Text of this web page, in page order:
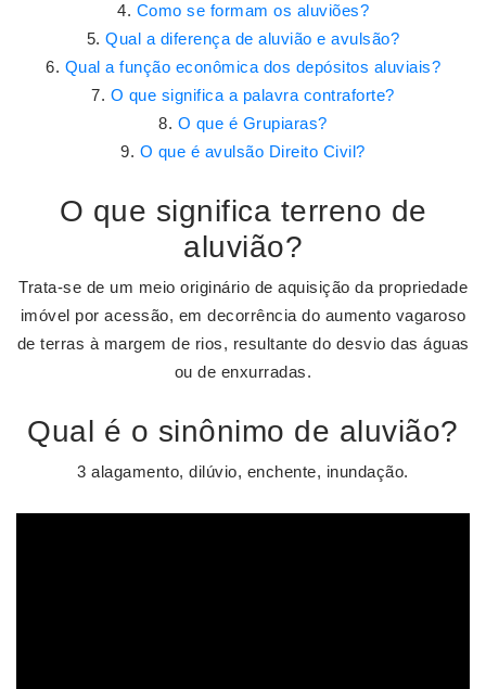
Como se formam os aluviões?
Qual a diferença de aluvião e avulsão?
Qual a função econômica dos depósitos aluviais?
O que significa a palavra contraforte?
O que é Grupiaras?
O que é avulsão Direito Civil?
O que significa terreno de
aluvião?
Trata-se de um meio originário de aquisição da propriedade
imóvel por acessão, em decorrência do aumento vagaroso
de terras à margem de rios, resultante do desvio das águas
ou de enxurradas.
Qual é o sinônimo de aluvião?
3 alagamento, dilúvio, enchente, inundação.